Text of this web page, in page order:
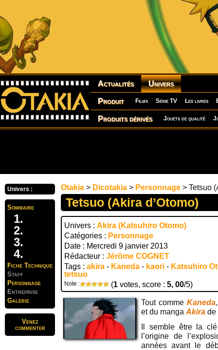
Actualités Univers
Produit Films Série TV Les livres
Produits dérivés Jouets de qualité
Univers :
Sommaire
Fiche Technique
Staff
Personnage
Entreprise
Galerie
Venez
commenter
Otakia > Dicotakia > Personnage > Tetsuo
Tetsuo (Akira d’Otomo)
Univers : Akira (Katsuhiro Otomo)
Catégories : Personnage
Date : Mercredi 9 janvier 2013
Rédacteur : Jérôme COGNET
Tags : akira - Kaneda - kaori - Katsuhiro
tetsuo
Note : (1 votes, score : 5, 00/5)
Tout comme Kaneda,
et du manga Akira de
Il semble être la
l’origine de
années avant le